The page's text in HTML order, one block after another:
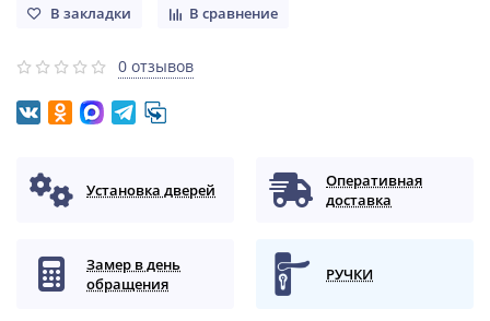
В закладки В сравнение
0 отзывов
Установка дверей
Оперативная
доставка
Замер в день
обращения
РУЧКИ